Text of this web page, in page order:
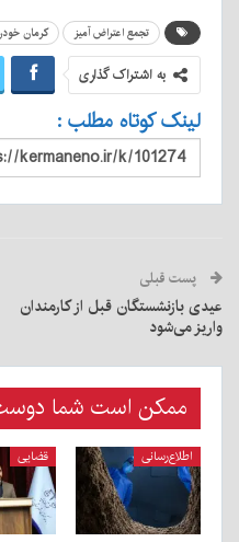
تجمع اعتراض آمیز کرمان
به اشتراک گذاری
لینک کوتاه مطلب :
پست قبلی
عیدی بازنشستگان قبل از کارمندان
واریز می‌شود
ممکن است شما
اطلاع‌رسانی قضایی